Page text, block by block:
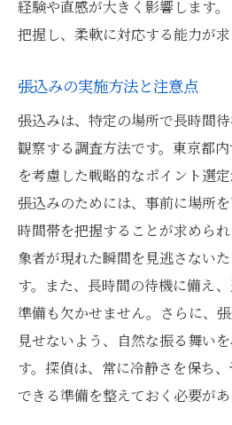
経験や直感が大きく影響します
把握し、柔軟に対応する能力が求
張込みの実施方法と注意点
張込みは、特定の場所で長時間
観察する調査方法です。東京都
を考慮した戦略的なポイント選
張込みのためには、事前に場所
時間帯を把握することが求めら
象者が現れた瞬間を見逃さない
す。また、長時間の待機に備え
準備も欠かせません。さらに、
見せないよう、自然な振る舞い
す。探偵は、常に冷静さを保ち
できる準備を整えておく必要があ